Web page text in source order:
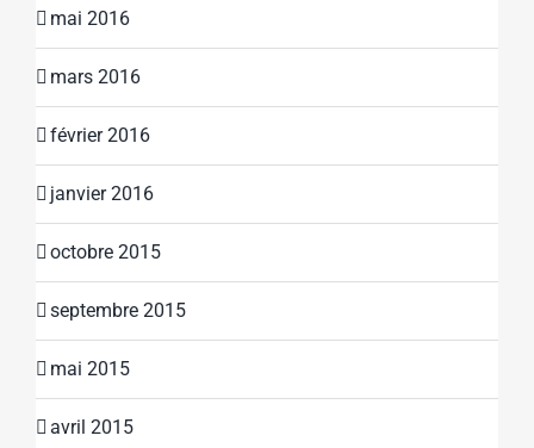
mai 2016
mars 2016
février 2016
janvier 2016
octobre 2015
septembre 2015
mai 2015
avril 2015